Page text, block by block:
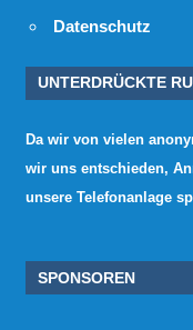
Datenschutz
UNTERDRÜCKTE
Da wir von vielen
wir uns entschieden,
unsere Telefonanlage
SPONSOREN